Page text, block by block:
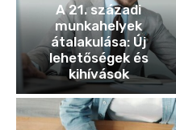
A 21. századi
munkahelyek
átalakulása: Új
lehetőségek és
kihívások